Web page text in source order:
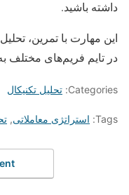
داشته باشید.
این مهارت با تمرین،
در تایم‌ فریم‌های مختلف
Categories: تحلیل تکنیکال
Tags: استراتژی معاملاتی,